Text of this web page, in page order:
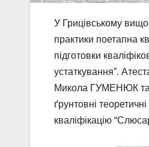
У Грицівському
практики поетапна
підготовки
устаткування”.
Микола ГУМЕНЮК та
ґрунтовні
кваліфікацію